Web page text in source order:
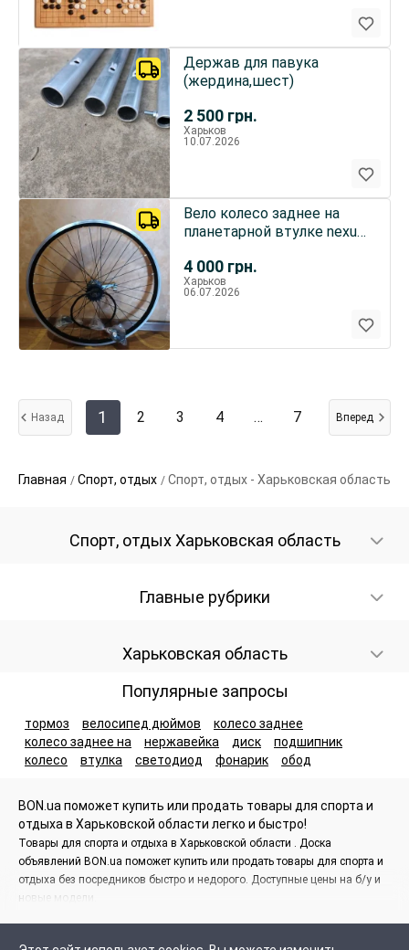
2 500 грн.
Держав для павука
(жердина,шест)
Харьков
10.07.2026
4 000 грн.
Вело колесо заднее на
планетарной втулке nexus
Харьков
06.07.2026
Назад 1 2 3 4 … 7 Вперед
Главная Спорт, отдых Спорт, отдых - Харьковская область
Спорт, отдых Харьковская область
Главные рубрики
Харьковская область
Популярные запросы
тормоз велосипед дюймов
колесо заднее
колесо заднее на
нержавейка диск
подшипник
колесо
втулка светодиод фонарик обод
BON.ua поможет купить или продать товары для спорта и
отдыха в Харьковской области легко и быстро!
Товары для спорта и отдыха в Харьковской области . Доска
объявлений BON.ua поможет купить или продать товары для спорта и
отдыха без посредников быстро и недорого. Доступные цены на б/у и
новые модели.